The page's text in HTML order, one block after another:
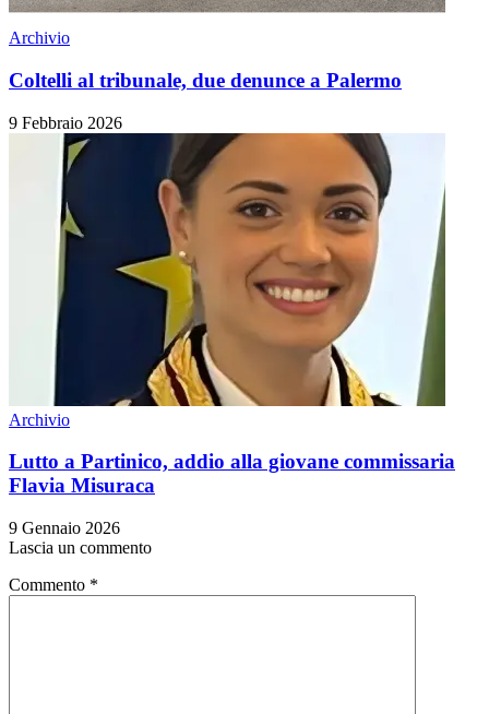
Archivio
Coltelli al tribunale, due denunce a Palermo
9 Febbraio 2026
Archivio
Lutto a Partinico, addio alla giovane commissaria
Flavia Misuraca
9 Gennaio 2026
Lascia un commento
Commento *